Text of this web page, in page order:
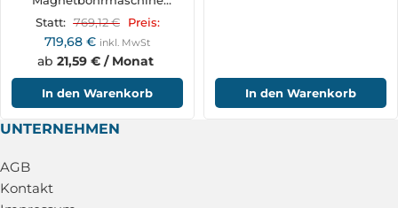
MBM600LRE_230V
Statt: 769,12€ Preis:
719,68 € inkl. MwSt
ab 21,59 € / Monat
In den Warenkorb In den Warenkorb
UNTERNEHMEN
AGB
Kontakt